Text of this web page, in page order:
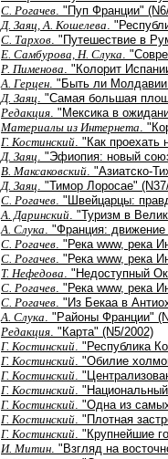
С. Рогачев . "Пуп Франции"
Д. Заяц, А. Кошелева .
С. Тархов . "Путешествие в
Е. Самбурова, Н. Слука .
Р. Пименова . "Колорит
А. Герцен . "Быть ли
Д. Заяц . "Самая большая
Редакция . "Мексика в
Материалы из Интернета .
Г. Костинский . "Как
Д. Заяц . "Эфиопия: новый
В. Максаковский . "Азиатско-
Д. Заяц . "Тимор Лоросае"
С. Рогачев . "Швейцарцы:
А. Даринский . "Туризм в
А. Слука . "Франция:
С. Рогачев . "Река www, река
С. Рогачев . "Река www, река
Т. Нефедова . "Недоступный
С. Рогачев . "Река www, река
С. Рогачев . "Из Бекаа в
А. Слука . "Районы Франции"
Редакция . "Карта" (N5/2002)
Г. Костинский . "Республика
Г. Костинский . "Обилие
Г. Костинский .
Г. Костинский .
Г. Костинский . "Одна из
Г. Костинский . "Плотная
Г. Костинский . "Крупнейшие
И. Митин . "Взгляд на